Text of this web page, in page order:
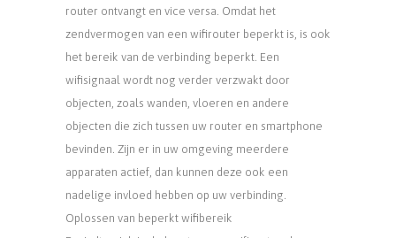
router ontvangt en vice versa. Omdat het
zendvermogen van een wifirouter beperkt is, is ook
het bereik van de verbinding beperkt. Een
wifisignaal wordt nog verder verzwakt door
objecten, zoals wanden, vloeren en andere
objecten die zich tussen uw router en smartphone
bevinden. Zijn er in uw omgeving meerdere
apparaten actief, dan kunnen deze ook een
nadelige invloed hebben op uw verbinding.
Oplossen van beperkt wifibereik